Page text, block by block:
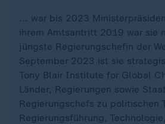
... war bis 2023
ihrem Amtsantritt 2019 war sie
jüngste Regierungschefin der
September 2023 ist sie
Tony Blair Institute for Global
Länder, Regierungen sowie
Regierungschefs zu politischen
Regierungsführung,